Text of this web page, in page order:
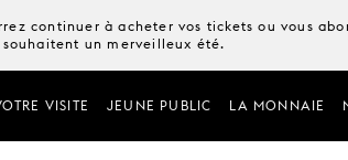
continuer à acheter vos tickets ou vous
un merveilleux été.
VISITE JEUNE PUBLIC LA MONNAIE